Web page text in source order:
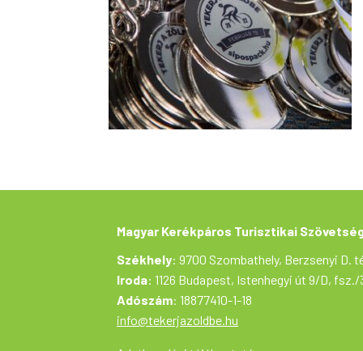
Magyar Kerékpáros Turisztikai
Székhely: 9700 Szombathely, Berzsenyi D.
Iroda: 1126 Budapest, Istenhegyi út 9/D, fsz./
Adószám: 18877410-1-18
info@tekerjazoldbe.hu